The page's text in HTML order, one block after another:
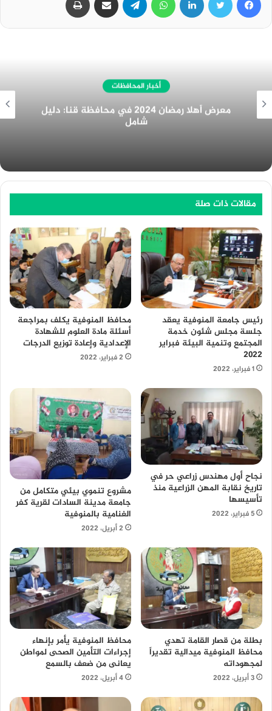
أخبار المحافظات
غرفة المنيا التجارية تُهنئ الرئيس السيسي
بمناسبة الولاية الجديدة
مقالات ذات صلة
رئيس جامعة المنوفية يعقد
جلسة مجلس شئون خدمة
المجتمع وتنمية البيئة فبراير
٢٠٢٢
1 فبراير، 2022
محافظ المنوفية يكلف بمراجعة
أسئلة مادة العلوم للشهادة
الإعدادية وإعادة توزيع الدرجات
2 فبراير، 2022
نجاح أول مهندس زراعي حر في
تاريخ نقابة المهن الزراعية منذ
تأسيسها
5 فبراير، 2022
مشروع تنموي بيئي متكامل من
جامعة مدينة السادات لقرية كفر
الغنامية بالمنوفية
2 أبريل، 2022
بطلة من قصار القامة تهدي
محافظ المنوفية ميدالية تقديراً
لمجهوداته
3 أبريل، 2022
محافظ المنوفية يأمر بإنهاء
إجراءات التأمين الصحى لمواطن
يعانى من ضعف بالسمع
4 أبريل، 2022